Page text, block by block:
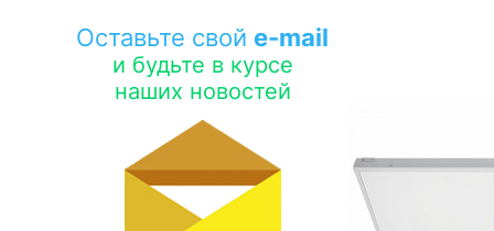
Оставьте свой e-mail
и будьте в курсе
наших новостей